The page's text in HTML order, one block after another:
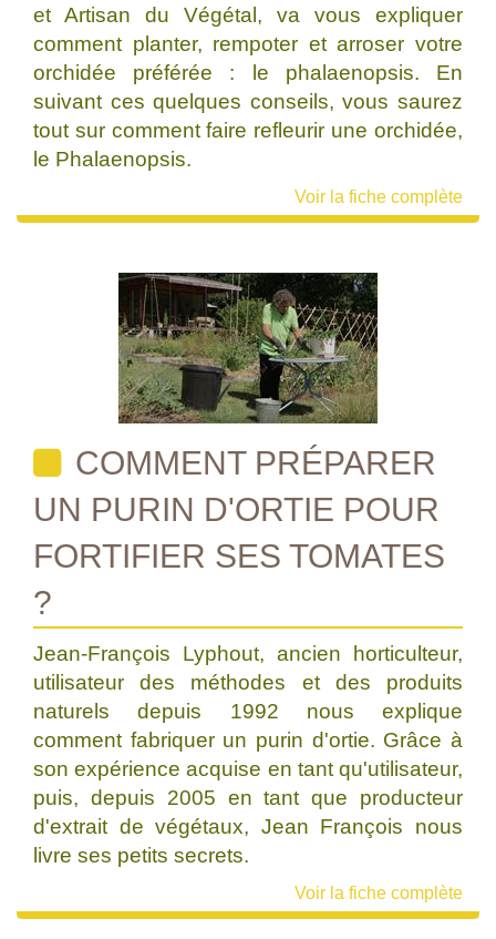
et Artisan du Végétal, va vous expliquer
comment planter, rempoter et arroser votre
orchidée préférée : le phalaenopsis. En
suivant ces quelques conseils, vous saurez
tout sur comment faire refleurir une orchidée,
le Phalaenopsis.
Voir la fiche complète
COMMENT PRÉPARER
UN PURIN D'ORTIE POUR
FORTIFIER SES TOMATES
?
Jean-François Lyphout, ancien horticulteur,
utilisateur des méthodes et des produits
naturels depuis 1992 nous explique
comment fabriquer un purin d'ortie. Grâce à
son expérience acquise en tant qu'utilisateur,
puis, depuis 2005 en tant que producteur
d'extrait de végétaux, Jean François nous
livre ses petits secrets.
Voir la fiche complète